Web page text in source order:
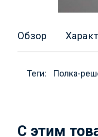
Обзор
Теги: Полка-
C этим